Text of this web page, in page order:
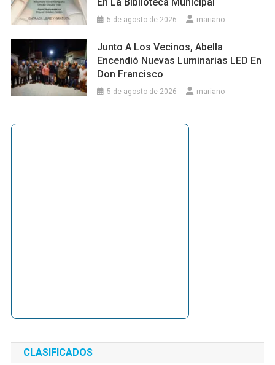
5 de agosto de 2026 mariano
Junto A Los Vecinos, Abella
Encendió Nuevas Luminarias LED En
Don Francisco
5 de agosto de 2026 mariano
CLASIFICADOS